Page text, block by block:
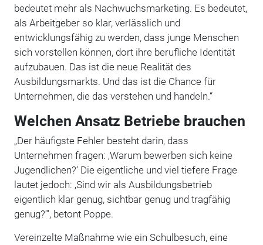
bedeutet mehr als Nachwuchsmarketing. Es bedeutet,
als Arbeitgeber so klar, verlässlich und
entwicklungsfähig zu werden, dass junge Menschen
sich vorstellen können, dort ihre berufliche Identität
aufzubauen. Das ist die neue Realität des
Ausbildungsmarkts. Und das ist die Chance für
Unternehmen, die das verstehen und handeln.“
Welchen Ansatz Betriebe brauchen
„Der häufigste Fehler besteht darin, dass
Unternehmen fragen: ‚Warum bewerben sich keine
Jugendlichen?‘ Die eigentliche und viel tiefere Frage
lautet jedoch: ‚Sind wir als Ausbildungsbetrieb
eigentlich klar genug, sichtbar genug und tragfähig
genug?‘", betont Poppe.
Vereinzelte Maßnahme wie ein Schulbesuch, eine